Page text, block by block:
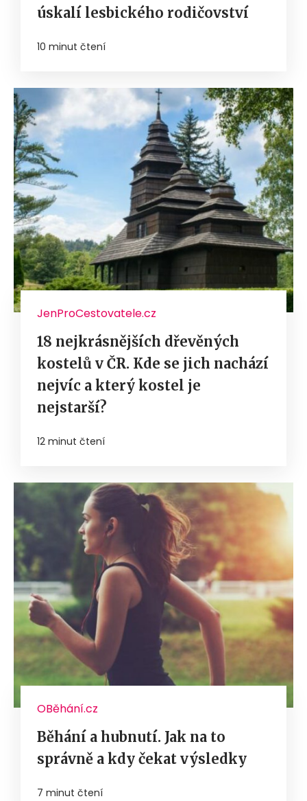
úskalí lesbického rodičovství
10 minut čtení
JenProCestovatele.cz
18 nejkrásnějších dřevěných
kostelů v ČR. Kde se jich nachází
nejvíc a který kostel je
nejstarší?
12 minut čtení
OBěhání.cz
Běhání a hubnutí. Jak na to
správně a kdy čekat výsledky
7 minut čtení